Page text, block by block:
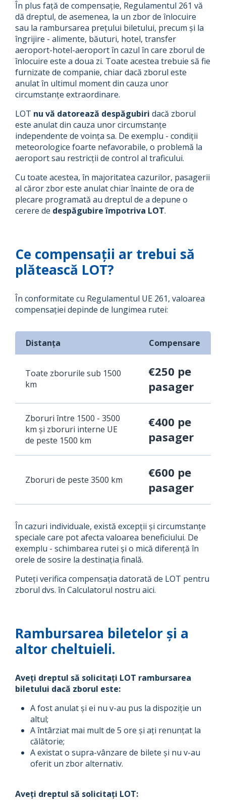
În plus față de compensație, Regulamentul 261 vă
dă dreptul, de asemenea, la un zbor de înlocuire
sau la rambursarea prețului biletului, precum și la
îngrijire - alimente, băuturi, hotel, transfer
aeroport-hotel-aeroport în cazul în care zborul de
înlocuire este a doua zi. Toate acestea trebuie să fie
furnizate de companie, chiar dacă zborul este
anulat în ultimul moment din cauza unor
circumstanțe extraordinare.
LOT nu vă datorează despăgubiri dacă zborul
este anulat din cauza unor circumstanțe
independente de voința sa. De exemplu - condiții
meteorologice foarte nefavorabile, o problemă la
aeroport sau restricții de control al traficului.
Cu toate acestea, în majoritatea cazurilor, pasagerii
al căror zbor este anulat chiar înainte de ora de
plecare programată au dreptul de a depune o
cerere de despăgubire împotriva LOT.
Ce compensații ar trebui să
plătească LOT?
În conformitate cu Regulamentul UE 261, valoarea
compensației depinde de lungimea rutei:
Distanța Compensare
Toate zborurile sub 1500
km
€250 pe
pasager
Zboruri între 1500 - 3500
km și zboruri interne UE
de peste 1500 km
€400 pe
pasager
Zboruri de peste 3500 km
€600 pe
pasager
În cazuri individuale, există excepții și circumstanțe
speciale care pot afecta valoarea beneficiului. De
exemplu - schimbarea rutei și o mică diferență în
orele de sosire la destinația finală.
Puteți verifica compensația datorată de LOT pentru
zborul dvs. în Calculatorul nostru aici.
Rambursarea biletelor și a
altor cheltuieli.
Aveți dreptul să solicitați LOT rambursarea
biletului dacă zborul este:
A fost anulat și ei nu v-au pus la dispoziție un
altul;
A întârziat mai mult de 5 ore și ați renunțat la
călătorie;
A existat o supra-vânzare de bilete și nu v-au
oferit un zbor alternativ.
Aveți dreptul să solicitați LOT: